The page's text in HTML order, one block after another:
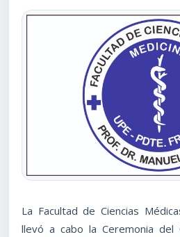
La Facultad de Ciencias
llevó a cabo la Ceremonia del